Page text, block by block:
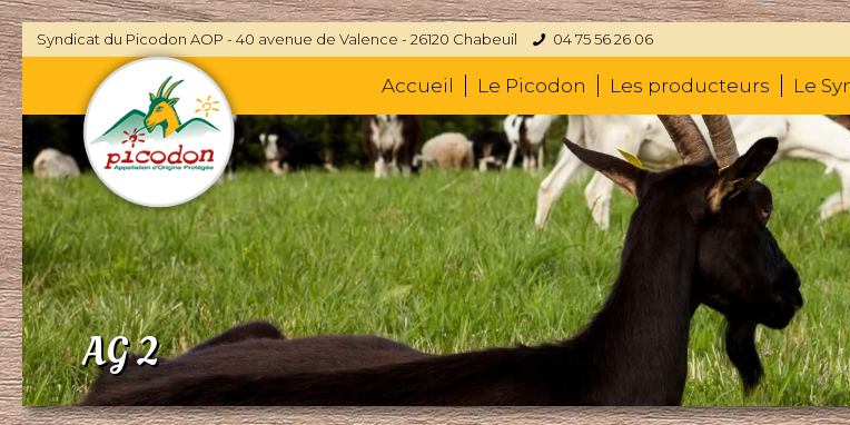
Syndicat du Picodon AOP - 40 avenue de Valence - 26120 Chabeuil 04 75 56 26 06
Accueil Le Picodon Les producteurs Le
AG 2